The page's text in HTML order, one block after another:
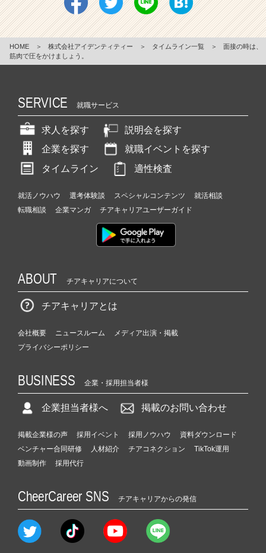
HOME ＞ 株式会社アイデンティティー ＞ タイムライン一覧 ＞
面接の時は、
筋肉で圧をかけましょう。
SERVICE 就職サービス
求人を探す
説明会を探す
企業を探す
就職イベントを探す
タイムライン
適性検査
就活ノウハウ 選考体験談 スペシャルコンテンツ
就活相談
転職相談
企業マンガ チアキャリアユーザーガイド
ABOUT チアキャリアについて
チアキャリアとは
会社概要 ニュースルーム
メディア出演・掲載
プライバシーポリシー
BUSINESS 企業・採用担当者様
企業担当者様へ 掲載のお問い合わせ
掲載企業様の声 採用イベント 採用ノウハウ
資料ダウンロード
ベンチャー合同研修
人材紹介 チアコネクション
TikTok運用
動画制作
採用代行
CheerCareer SNS チアキャリアからの発信